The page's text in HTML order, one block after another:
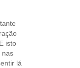
isto
nas
lá